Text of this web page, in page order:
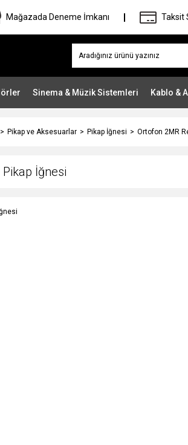
Mağazada Deneme İmkanı Taksit
Sinema & Müzik Sistemleri Kablo &
Pikap ve Aksesuarlar Pikap İğnesi Ortofon 2MR
İğnesi